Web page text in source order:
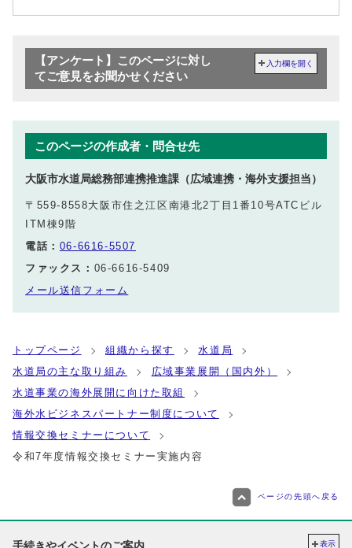
【アンケート】このページに対し
てご意見をお聞かせください
入力欄を開く
このページの作成者・問合せ先
大阪市水道局総務部連携推進課（広域連携・海外支援担当）
〒559-8558大阪市住之江区南港北2丁目1番10号ATCビル
ITM棟9階
電話： 06-6616-5507
ファックス： 06-6616-5409
メール送信フォーム
トップページ 組織から探す
水道局
水道局の主な取り組み
広域事業展開（国内外）
水道事業の海外展開に向けた取組
海外水ビジネスパートナー制度について
情報交換セミナーについて
令和7年度情報交換セミナー実施内容
ページの先頭へ戻る
手続きやイベントのご案内 表示